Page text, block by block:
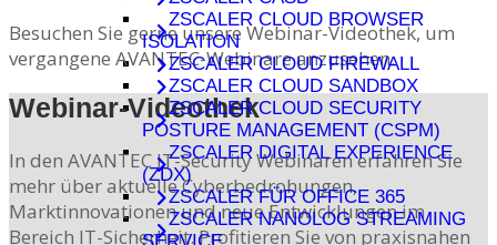
ZSCALER CLOUD BROWSER
ISOLATION
ZSCALER CLOUD FIREWALL
ZSCALER CLOUD SANDBOX
ZSCALER CLOUD SECURITY
POSTURE MANAGEMENT (CSPM)
ZSCALER DIGITAL EXPERIENCE
(ZDX)
ZSCALER FÜR OFFICE 365
ZSCALER NANOLOG STREAMING
Besuchen Sie gerne unsere Webinar-Videothek, um
vergangene AVANTEC-Webinare anzusehen.
Webinar-Videothek
In den AVANTEC IT-Security Webinaren erfahren Sie
mehr über aktuelle Cyberbedrohungen,
Marktinnovationen und neue Entwicklungen im
Bereich IT-Sicherheit. Profitieren Sie von praxisnahen